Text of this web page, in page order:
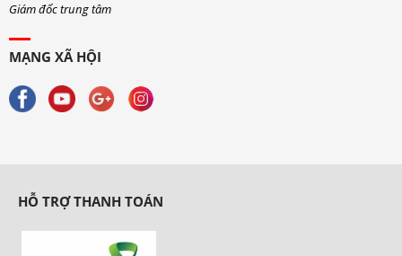
Giám đốc trung tâm
MẠNG XÃ HỘI
HỖ TRỢ THANH TOÁN